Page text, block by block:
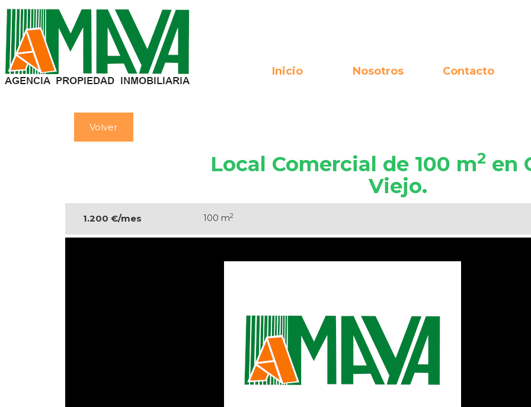
Inicio Nosotros Contacto
Volver
Local Comercial de 100 m2 en
Viejo.
1.200 €/mes 100 m2